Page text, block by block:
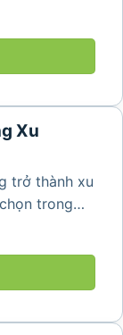
và xây
Xu
trở thành xu
trong
hội
Không chỉ